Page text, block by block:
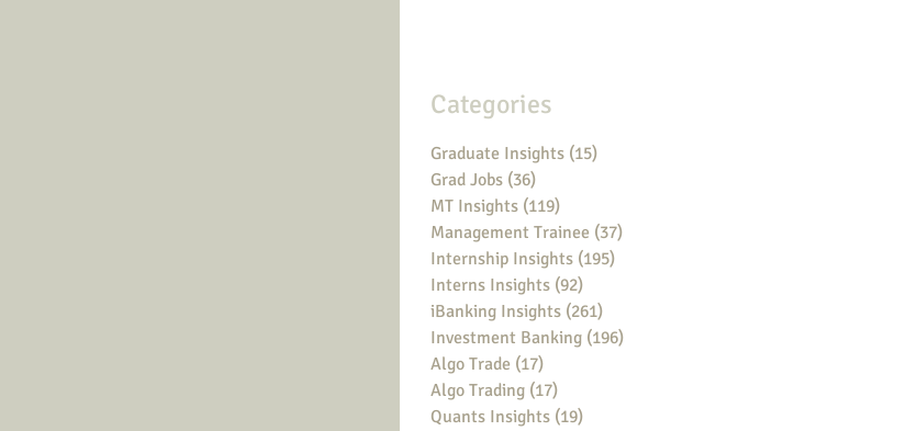
Categories
Graduate Insights (15)
Grad Jobs (36)
MT Insights (119)
Management Trainee (37)
Internship Insights (195)
Interns Insights (92)
iBanking Insights (261)
Investment Banking (196)
Algo Trade (17)
Algo Trading (17)
Quants Insights (19)